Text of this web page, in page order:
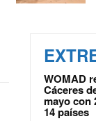
WOMAD
Cáceres
mayo con
14 países